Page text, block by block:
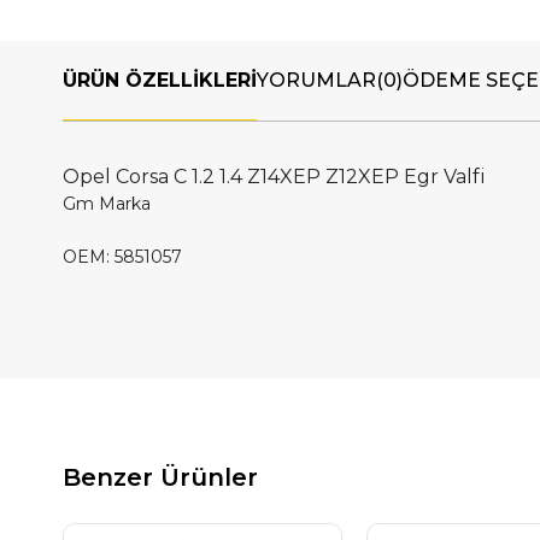
ÜRÜN ÖZELLIKLERIYORUMLAR(0)ÖDEME
Opel Corsa C 1.2 1.4 Z14XEP Z12XEP Egr Valfi
Gm Marka
OEM: 5851057
Benzer Ürünler